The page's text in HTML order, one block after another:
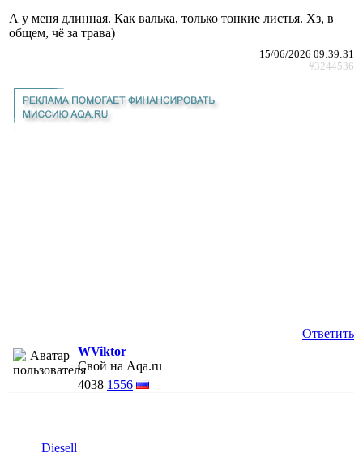
А у меня длинная. Как валька, только тонкие листья. Хз, в
общем, чё за трава)
15/06/2026 09:39:31
#3244536
Ответить
WViktor
Свой на Aqa.ru
4038 1556
Diesell